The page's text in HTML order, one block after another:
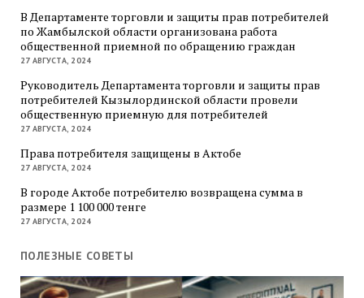
В Департаменте торговли и защиты прав потребителей
по Жамбылской области организована работа
общественной приемной по обращению граждан
27 АВГУСТА, 2024
Руководитель Департамента торговли и защиты прав
потребителей Кызылординской области провели
общественную приемную для потребителей
27 АВГУСТА, 2024
Права потребителя защищены в Актобе
27 АВГУСТА, 2024
В городе Актобе потребителю возвращена сумма в
размере 1 100 000 тенге
27 АВГУСТА, 2024
ПОЛЕЗНЫЕ СОВЕТЫ